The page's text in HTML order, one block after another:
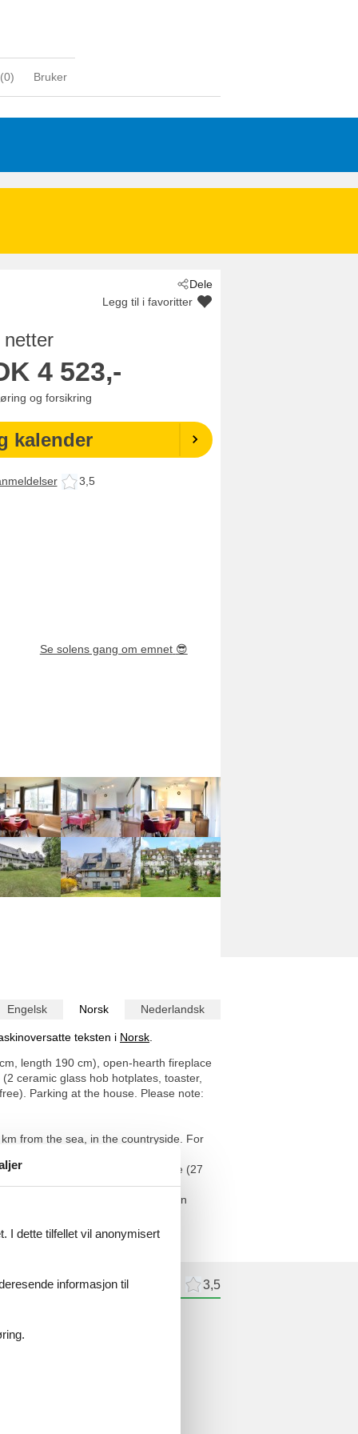
0) Bruker
Dele
Legg til i favoritter
netter
4 523,-
og forsikring
kalender
3,5
Se solens gang om emnet 😎
Engelsk Norsk Nederlandsk
teksten i Norsk
length 190 cm), open-hearth fireplace
ceramic glass hob hotplates, toaster,
Parking at the house. Please note:
from the sea, in the countryside. For
Golf" 100 m, railway station "de
de Deauville" 3.1 km. Golf course (27
2.9 km, Honfleur village
takes place by the agency -------- in
Eksterne anmeldelser 3,5
I dette tilfellet vil anonymisert
informasjon til